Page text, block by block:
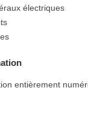
électriques
entièrement